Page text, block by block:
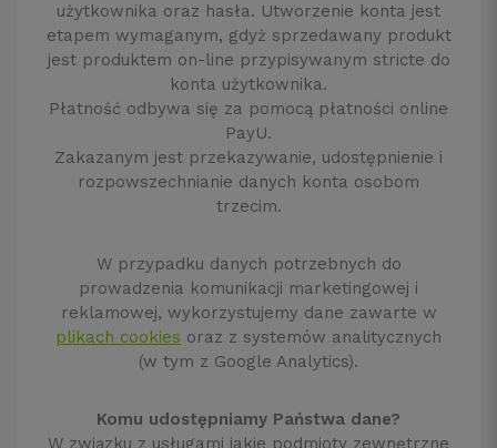
użytkownika oraz hasła. Utworzenie konta jest
etapem wymaganym, gdyż sprzedawany produkt
jest produktem on-line przypisywanym stricte do
konta użytkownika.
Płatność odbywa się za pomocą płatności online
PayU.
Zakazanym jest przekazywanie, udostępnienie i
rozpowszechnianie danych konta osobom
trzecim.
W przypadku danych potrzebnych do
prowadzenia komunikacji marketingowej i
reklamowej, wykorzystujemy dane zawarte w
plikach cookies oraz z systemów analitycznych
(w tym z Google Analytics).
Komu udostępniamy Państwa dane?
W związku z usługami jakie podmioty zewnętrzne